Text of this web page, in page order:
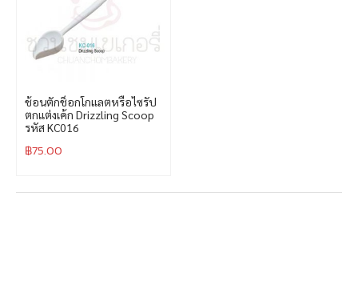
ช้อนตักช็อกโกแลตหรือไซรัป
ตกแต่งเค้ก Drizzling Scoop
รหัส KC016
฿75.00